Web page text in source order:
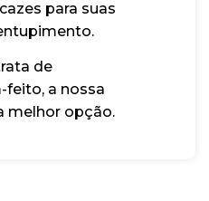
para suas
de
a nossa
melhor opção.